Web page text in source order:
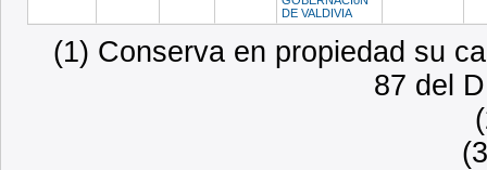
DE VALDIVIA
(1) Conserva en propiedad su
87 del